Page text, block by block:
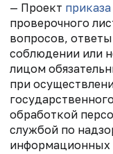
— Проект приказа
проверочного
вопросов,
соблюдении или
лицом
при
обработкой
службой по
информационных